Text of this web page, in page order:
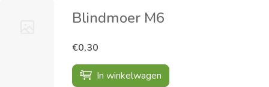
Blindmoer M6
€0,30
In winkelwagen